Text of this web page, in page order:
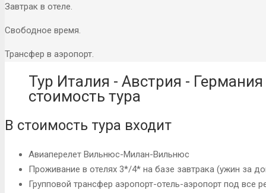
Завтрак в отеле.
Свободное время.
Трансфер в аэропорт.
Тур Италия - Австрия -
стоимость тура
В стоимость тура входит
Авиаперелет Вильнюс-Милан-Вильнюс
Проживание в отелях 3*/4* на базе завтрака (ужин за
Групповой трансфер аэропорт-отель-аэропорт под все